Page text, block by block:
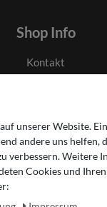
Shop Info
Kontakt
Impressum
Widerrufsrecht
und Versand
Ladengeschäft
unserer Website.
andere uns helfen,
verbessern. Weitere
Cookies und